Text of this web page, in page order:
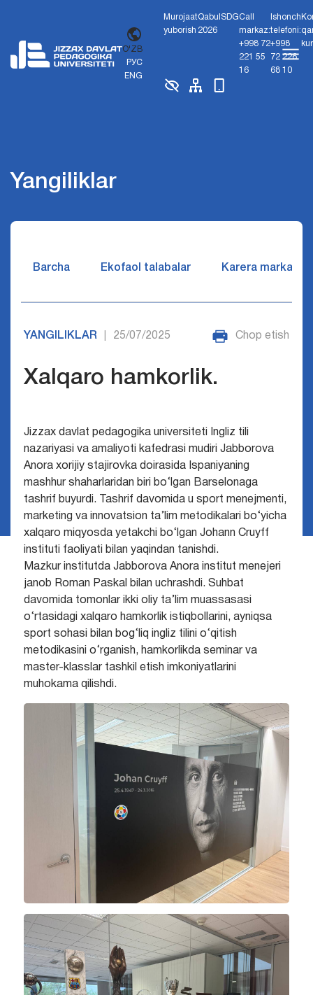
O'ZB
РУС
ENG
Murojaat
yuborish
Qabul
2026
SDGCall
markaz:
+998 72
221 55
16
Ishonch
telefoni:
+998
72 226
68 10
Yangiliklar
Barcha Ekofaol talabalar Karera markazi
YANGILIKLAR 25/07/2025 Chop etish
Xalqaro hamkorlik.
Jizzax davlat pedagogika universiteti Ingliz tili
nazariyasi va amaliyoti kafedrasi mudiri Jabborova
Anora xorijiy stajirovka doirasida Ispaniyaning
mashhur shaharlaridan biri bo‘lgan Barselonaga
tashrif buyurdi.Tashrif davomida u sport menejmenti,
marketing va innovatsion ta’lim metodikalari bo‘yicha
xalqaro miqyosda yetakchi bo‘lgan Johann Cruyff
instituti faoliyati bilan yaqindan tanishdi.
Mazkur institutda Jabborova Anora institut menejeri
janob Roman Paskal bilan uchrashdi. Suhbat
davomida tomonlar ikki oliy ta’lim muassasasi
o‘rtasidagi xalqaro hamkorlik istiqbollarini, ayniqsa
sport sohasi bilan bog‘liq ingliz tilini o‘qitish
metodikasini o‘rganish, hamkorlikda seminar va
master-klasslar tashkil etish imkoniyatlarini
muhokama qilishdi.